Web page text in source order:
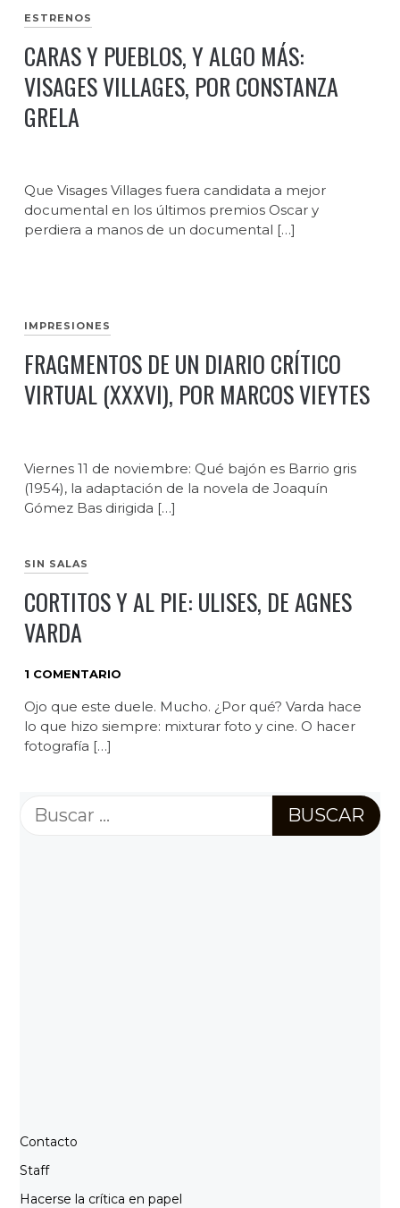
ESTRENOS
CARAS Y PUEBLOS, Y ALGO MÁS:
VISAGES VILLAGES, POR CONSTANZA
GRELA
Que Visages Villages fuera candidata a mejor
documental en los últimos premios Oscar y
perdiera a manos de un documental […]
IMPRESIONES
FRAGMENTOS DE UN DIARIO CRÍTICO
VIRTUAL (XXXVI), POR MARCOS VIEYTES
Viernes 11 de noviembre: Qué bajón es Barrio gris
(1954), la adaptación de la novela de Joaquín
Gómez Bas dirigida […]
SIN SALAS
CORTITOS Y AL PIE: ULISES, DE AGNES
VARDA
1 COMENTARIO
Ojo que este duele. Mucho. ¿Por qué? Varda hace
lo que hizo siempre: mixturar foto y cine. O hacer
fotografía […]
Buscar:
Contacto
Staff
Hacerse la crítica en papel